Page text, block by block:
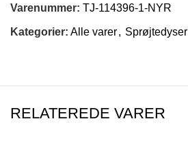
Varenummer: TJ-114396-1-NYR
Kategorier: Alle varer, Sprøjtedyser
RELATEREDE VARER